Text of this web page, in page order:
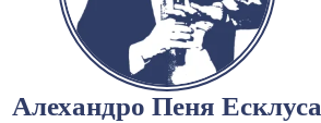
Алехандро Пеня Есклуса